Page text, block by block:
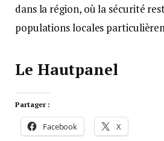
dans la région, où la sécurité
populations locales
Le Hautpanel
Partager :
Facebook X